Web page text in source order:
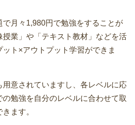
月々1,980円で勉強をすることが
授業」や「テキスト教材」などを活
ト×アウトプット学習ができま
用意されていますし、各レベルに応
の勉強を自分のレベルに合わせて取
ます。